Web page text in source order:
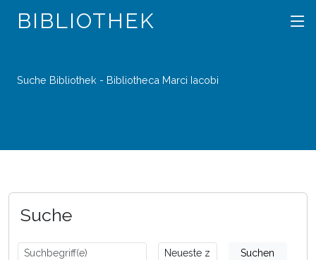
BIBLIOTHEK
Suche Bibliothek - Bibliotheca Marci Iacobi
Suche
Suchen